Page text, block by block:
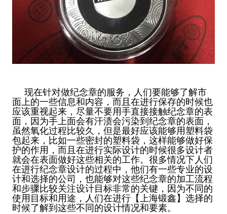
现在针对做纪念章的服务，人们要能够了解市
面上的一些信息和内容，而且在进行保存的时候也
应该重视起来，尽量不要用手直接接触纪念章的表
面，因为手上面会有汗渍会污染到纪念章的表面，
虽然氧化过程比较久，但是最好应该能够用塑料袋
包起来，比如一些密封的塑料袋，这样能够做好保
护的作用，而且在进行实际设计的时候很多设计者
就会在表面做好这些相关的工作。很多情况下人们
在进行纪念章设计的过程中，他们有一些专业的设
计和选择的公司，也能够对这些纪念章的加工流程
和步骤比较关注设计目标非常的关键，因为不同的
使用目标和用途，人们在进行【上海锻鑫】选择的
时候了解到这些不同的设计情况和要素。